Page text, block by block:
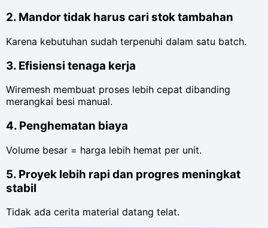
2. Mandor tidak harus cari stok tambahan
Karena kebutuhan sudah terpenuhi dalam satu batch.
3. Efisiensi tenaga kerja
Wiremesh membuat proses lebih cepat dibanding
merangkai besi manual.
4. Penghematan biaya
Volume besar = harga lebih hemat per unit.
5. Proyek lebih rapi dan progres meningkat
stabil
Tidak ada cerita material datang telat.